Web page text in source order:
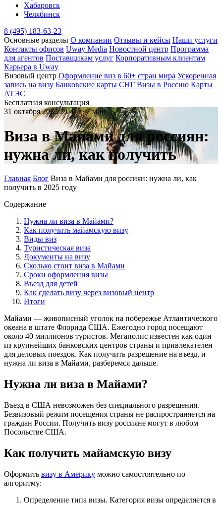
Хабаровск
Челябинск
8 (495) 183-63-23
Основные разделы О компании Отзывы и кейсы Наши услуги
Контакты офисов Uway Media Новостной центр Программа
для агентов Поставщикам услуг Корпоративным клиентам
Карьера в Uway
Визовый центр Оформление виз в 60+ стран мира Ускоренная
запись на визу Банковские карты СНГ Визы в Россию Карты
АТЭС
Бесплатная консультация
31 октября 2023 2 047 ~ 7 мин
Виза в Майами для россиян:
нужна ли, как получить
Главная Блог Виза в Майами для россиян: нужна ли, как
получить в 2025 году
Содержание
Нужна ли виза в Майами?
Как получить майамскую визу
Виды виз
Туристическая виза
Документы на визу
Сколько стоит виза в Майами
Сроки оформления визы
Въезд для детей
Как сделать визу через визовый центр
Итоги
Майами — живописный уголок на побережье Атлантического
океана в штате Флорида США. Ежегодно город посещают
около 40 миллионов туристов. Мегаполис известен как один
из крупнейших банковских центров страны и привлекателен
для деловых поездок. Как получить разрешение на въезд, и
нужна ли виза в Майами, разберемся дальше.
Нужна ли виза в Майами?
Въезд в США невозможен без специального разрешения.
Безвизовый режим посещения страны не распространяется на
граждан России. Получить визу россияне могут в любом
Посольстве США.
Как получить майамскую визу
Оформить визу в Америку можно самостоятельно по
алгоритму:
Определение типа визы. Категория визы определяется в